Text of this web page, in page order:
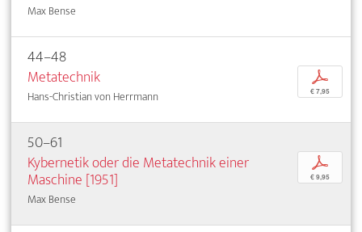
Max Bense
44–48
Metatechnik
Hans-Christian von Herrmann
p
€ 7,95
50–61
Kybernetik oder die Metatechnik einer
Maschine [1951]
Max Bense
p
€ 9,95